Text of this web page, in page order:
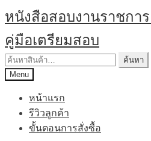
หนังสือสอบงานราชกา
คู่มือเตรียมสอบ
ค้นหา
Menu
หน้าแรก
รีวิวลูกค้า
ขั้นตอนการสั่งซื้อ